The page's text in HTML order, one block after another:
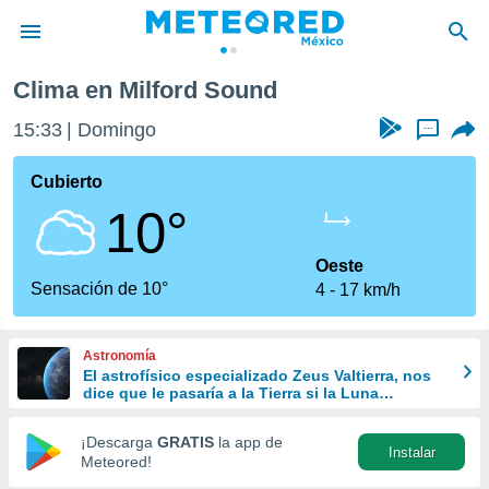
de
ha sido
que se
calidad.
a este
las
y
forma
digital
basada
Clima en Milford Sound
15:33 Domingo ...
Cubierto
10°
Sensación de 10°
Oeste
4
17 km/h
Astronomía
El astrofísico especializado Zeus Valtierra, nos
dice que le pasaría a la Tierra si la Luna
¡Descarga GRATIS la app de
Meteored!
Instalar